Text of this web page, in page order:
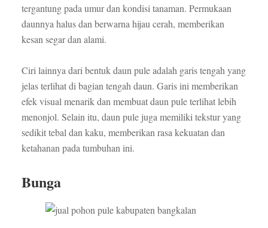
tergantung pada umur dan kondisi tanaman. Permukaan
daunnya halus dan berwarna hijau cerah, memberikan
kesan segar dan alami.
Ciri lainnya dari bentuk daun pule adalah garis tengah yang
jelas terlihat di bagian tengah daun. Garis ini memberikan
efek visual menarik dan membuat daun pule terlihat lebih
menonjol. Selain itu, daun pule juga memiliki tekstur yang
sedikit tebal dan kaku, memberikan rasa kekuatan dan
ketahanan pada tumbuhan ini.
Bunga